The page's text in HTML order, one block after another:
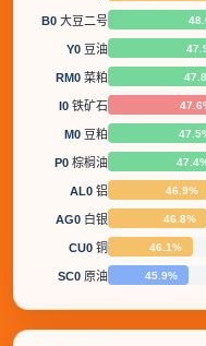
B0 大豆二号
Y0 豆油
RM0 菜粕
I0 铁矿石
M0 豆粕
P0 棕榈油
AL0 铝 46.9%
AG0 白银 46.8%
CU0 铜 46.1%
SC0 原油 45.9%